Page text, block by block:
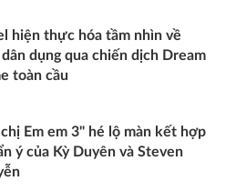
hiện thực hóa tầm nhìn về
dụng qua chiến dịch Dream
toàn cầu
Em em 3" hé lộ màn kết hợp
ý của Kỳ Duyên và Steven